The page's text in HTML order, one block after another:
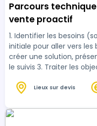
Parcours
vente proactif
1. Identifier les besoins
initiale pour aller vers les
créer une solution,
le suivis 3. Traiter les
Lieux sur devis